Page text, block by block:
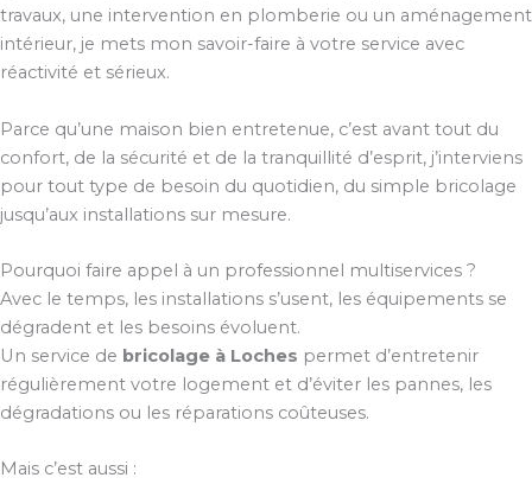
travaux, une intervention en plomberie ou un aménagement
intérieur, je mets mon savoir-faire à votre service avec
réactivité et sérieux.
Parce qu’une maison bien entretenue, c’est avant tout du
confort, de la sécurité et de la tranquillité d’esprit, j’interviens
pour tout type de besoin du quotidien, du simple bricolage
jusqu’aux installations sur mesure.
Pourquoi faire appel à un professionnel multiservices ?
Avec le temps, les installations s’usent, les équipements se
dégradent et les besoins évoluent.
Un service de bricolage à Loches permet d’entretenir
régulièrement votre logement et d’éviter les pannes, les
dégradations ou les réparations coûteuses.
Mais c’est aussi :